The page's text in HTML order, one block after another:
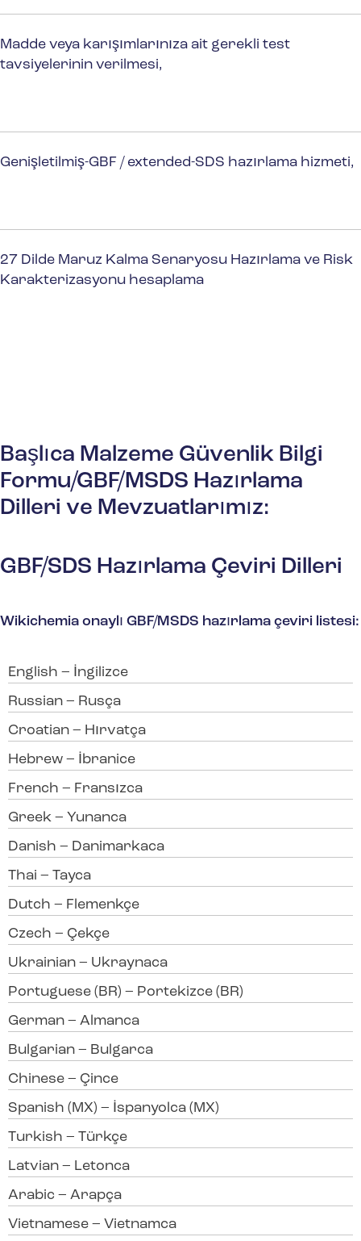
Madde veya karışımlarınıza ait gerekli test
tavsiyelerinin verilmesi,
Genişletilmiş-GBF / extended-SDS hazırlama hizmeti,
27 Dilde Maruz Kalma Senaryosu Hazırlama ve Risk
Karakterizasyonu hesaplama
Başlıca Malzeme Güvenlik Bilgi
Formu/GBF/MSDS Hazırlama
Dilleri ve Mevzuatlarımız:
GBF/SDS Hazırlama Çeviri Dilleri
Wikichemia onaylı GBF/MSDS hazırlama çeviri listesi:
English – İngilizce
Russian – Rusça
Croatian – Hırvatça
Hebrew – İbranice
French – Fransızca
Greek – Yunanca
Danish – Danimarkaca
Thai – Tayca
Dutch – Flemenkçe
Czech – Çekçe
Ukrainian – Ukraynaca
Portuguese (BR) – Portekizce (BR)
German – Almanca
Bulgarian – Bulgarca
Chinese – Çince
Spanish (MX) – İspanyolca (MX)
Turkish – Türkçe
Latvian – Letonca
Arabic – Arapça
Vietnamese – Vietnamca